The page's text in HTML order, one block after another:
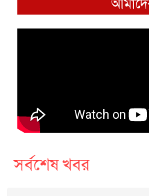
সর্বশেষ খবর